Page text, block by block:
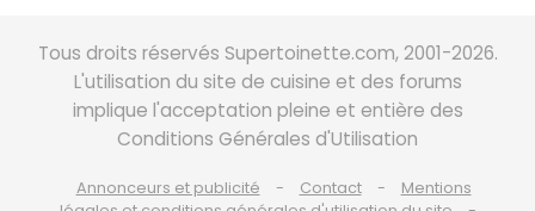
Tous droits réservés Supertoinette.com, 2001-2026.
L'utilisation du site de cuisine et des forums
implique l'acceptation pleine et entière des
Conditions Générales d'Utilisation
Annonceurs et publicité Contact
Mentions